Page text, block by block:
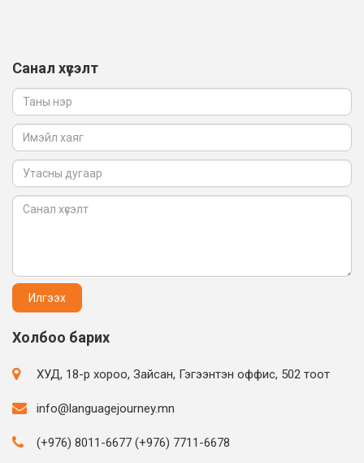
Санал хүсэлт
Холбоо барих
ХУД, 18-р хороо, Зайсан, Гэгээнтэн оффис, 502 тоот
info@languagejourney.mn
(+976) 8011-6677 (+976) 7711-6678